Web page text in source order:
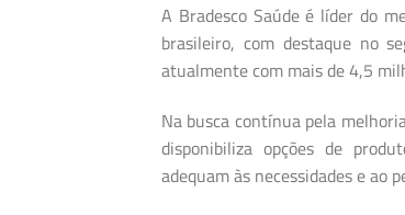
A Bradesco Saúde é líder do
brasileiro, com destaque no
atualmente com mais de 4,5
Na busca contínua pela
disponibiliza opções de
adequam às necessidades e ao